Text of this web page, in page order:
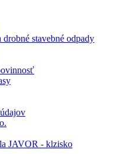
stavebné odpady
JAVOR - klzisko